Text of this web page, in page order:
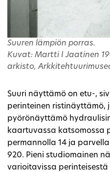
Suuren lämpiön porras.
Kuvat: Martti I Jaatinen
arkisto,
Suuri näyttämö on etu-,
perinteinen ristinäyttämö,
pyörönäyttämö
kaartuvassa katsomossa
permannolla 14 ja
920. Pieni studiomainen
varioitavissa